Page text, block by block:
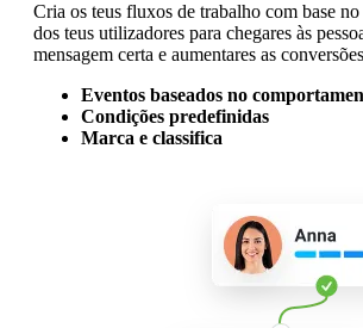
Cria os teus fluxos de trabalho com base
dos teus utilizadores para chegares às
mensagem certa e aumentares as
Eventos baseados no
Condições predefinidas
Marca e classifica